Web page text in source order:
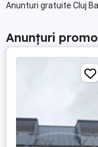
Anunturi gratuite Cluj
Anunțuri